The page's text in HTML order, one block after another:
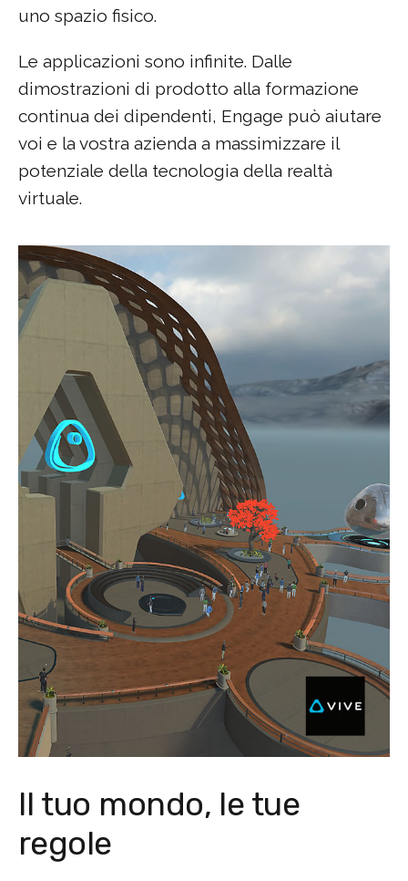
uno spazio fisico.
Le applicazioni sono infinite. Dalle
dimostrazioni di prodotto alla formazione
continua dei dipendenti, Engage può aiutare
voi e la vostra azienda a massimizzare il
potenziale della tecnologia della realtà
virtuale.
Il tuo mondo, le tue
regole